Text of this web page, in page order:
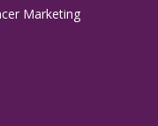
Marketing